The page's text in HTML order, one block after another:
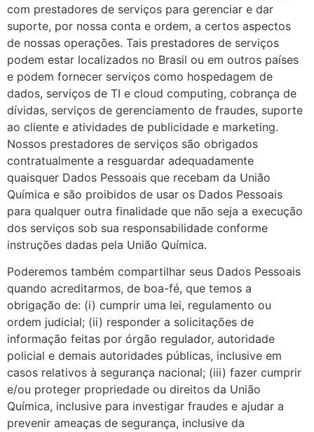
com prestadores de serviços para gerenciar e dar
suporte, por nossa conta e ordem, a certos aspectos
de nossas operações. Tais prestadores de serviços
podem estar localizados no Brasil ou em outros países
e podem fornecer serviços como hospedagem de
dados, serviços de TI e cloud computing, cobrança de
dívidas, serviços de gerenciamento de fraudes, suporte
ao cliente e atividades de publicidade e marketing.
Nossos prestadores de serviços são obrigados
contratualmente a resguardar adequadamente
quaisquer Dados Pessoais que recebam da União
Química e são proibidos de usar os Dados Pessoais
para qualquer outra finalidade que não seja a execução
dos serviços sob sua responsabilidade conforme
instruções dadas pela União Química.
Poderemos também compartilhar seus Dados Pessoais
quando acreditarmos, de boa-fé, que temos a
obrigação de: (i) cumprir uma lei, regulamento ou
ordem judicial; (ii) responder a solicitações de
informação feitas por órgão regulador, autoridade
policial e demais autoridades públicas, inclusive em
casos relativos à segurança nacional; (iii) fazer cumprir
e/ou proteger propriedade ou direitos da União
Química, inclusive para investigar fraudes e ajudar a
prevenir ameaças de segurança, inclusive da